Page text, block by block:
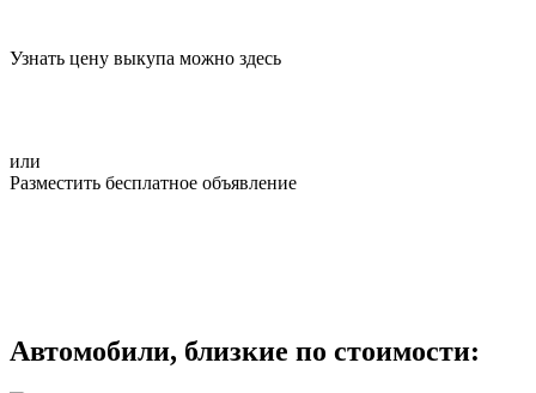
Узнать цену выкупа можно здесь
или
Разместить бесплатное объявление
Автомобили, близкие по стоимости: